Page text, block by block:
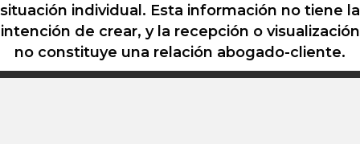
situación individual. Esta información no tiene la
intención de crear, y la recepción o visualización
no constituye una relación abogado-cliente.